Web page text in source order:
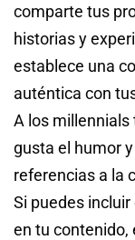
comparte tus
historias y
establece una
auténtica con
A los
gusta el humor
referencias a la
Si puedes
en tu contenido,